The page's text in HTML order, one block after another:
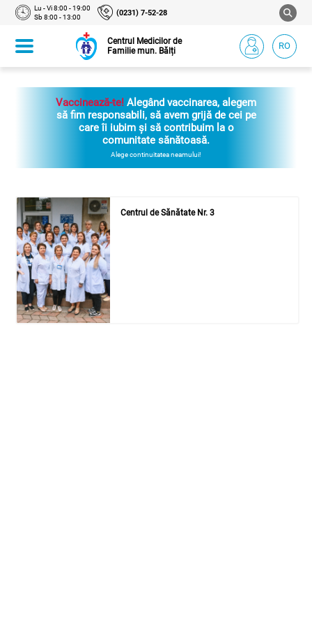
Lu - Vi 8:00 - 19:00
Sb 8:00 - 13:00
(0231) 7-52-28
Centrul Medicilor de
Familie mun. Bălți
RO
Vaccinează-te! Alegând vaccinarea, alegem
să fim responsabili, să avem grijă de cei pe
care îi iubim și să contribuim la o
comunitate sănătoasă.
Alege continuitatea neamului!
Centrul de Sănătate Nr. 3